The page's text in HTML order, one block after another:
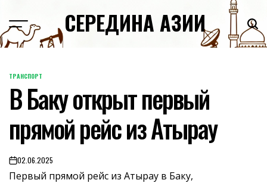
content
СЕРЕДИНА АЗИИ
POSTED
IN
ТРАНСПОРТ
В Баку открыт первый
прямой рейс из Атырау
on02.06.2025
Первый прямой рейс из Атырау в Баку,